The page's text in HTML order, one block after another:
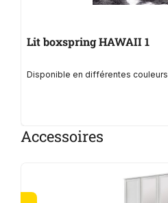
Lit boxspring HAWAII 1
Disponible en différentes couleurs
Accessoires